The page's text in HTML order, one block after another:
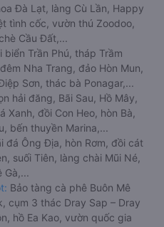
Đà Lạt, làng Cù Lần, Happy
tình cốc, vườn thú Zoodoo,
Cầu Đất,...
biển Trần Phú, tháp Trầm
Nha Trang, đảo Hòn Mun,
Sơn, thác bà Ponagar,...
hải đăng, Bãi Sau, Hồ Mây,
Xanh, đồi Con Heo, hòn Bà,
bến thuyền Marina,...
đá Ông Địa, hòn Rơm, đồi cát
suối Tiên, làng chài Mũi Né,
Gà,...
Bảo tàng cà phê Buôn Mê
cụm 3 thác Dray Sap – Dray
hồ Ea Kao, vườn quốc gia